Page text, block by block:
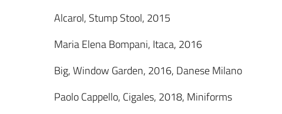
Alcarol, Stump Stool, 2015
Maria Elena Bompani, Itaca, 2016
Big, Window Garden, 2016, Danese Milano
Paolo Cappello, Cigales, 2018, Miniforms